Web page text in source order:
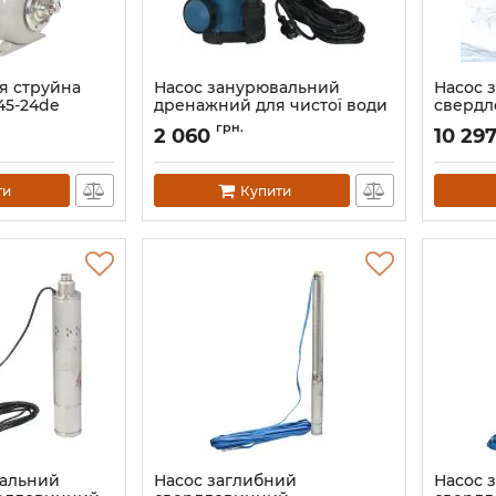
струйна
24de
Насос занурювальний
дренажний для чистої води
Vitals aqua DT 307s (47607)
Артикул:
2 060 грн.
Купити
Насос
28DC
Артикул:
10 297
Насос заглибний
Насос